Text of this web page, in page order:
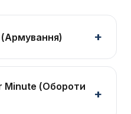
Minute (Обороти